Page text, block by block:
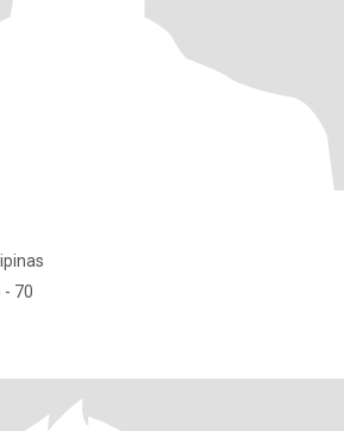
- 70